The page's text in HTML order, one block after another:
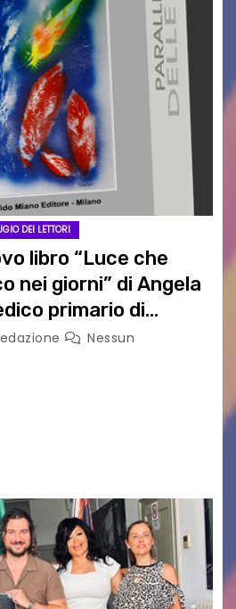
DEI LETTORI
libro “Luce che
nei giorni” di Angela
primario di
Nessun